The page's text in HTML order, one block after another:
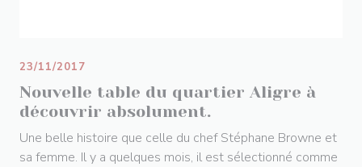
Nouvelle table du quartier Aligre à
découvrir absolument.
23/11/2017
Une belle histoire que celle du chef Stéphane Browne et
sa femme. Il y a quelques mois, il est sélectionné comme